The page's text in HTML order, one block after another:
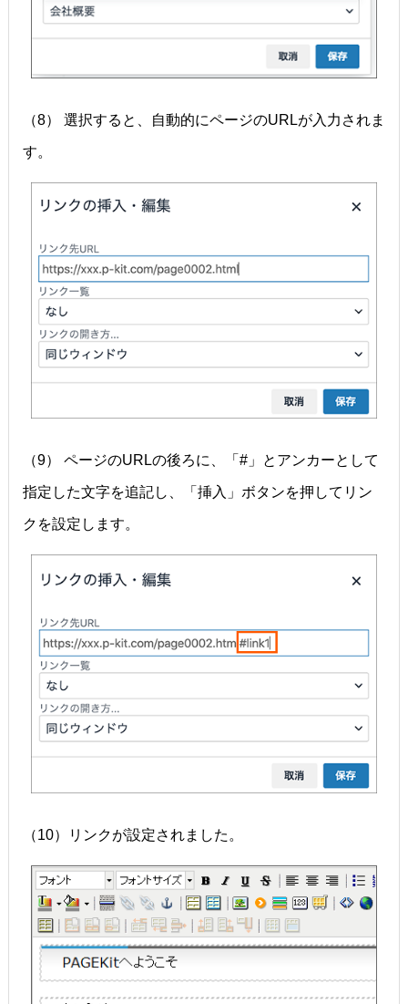
（8） 選択すると、自動的にページのURLが入力されま
す。
（9） ページのURLの後ろに、「#」とアンカーとして
指定した文字を追記し、「挿入」ボタンを押してリン
クを設定します。
（10）リンクが設定されました。